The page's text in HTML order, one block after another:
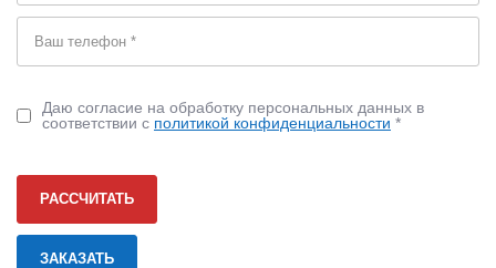
Даю согласие на обработку персональных данных в
соответствии с политикой конфиденциальности *
РАССЧИТАТЬ